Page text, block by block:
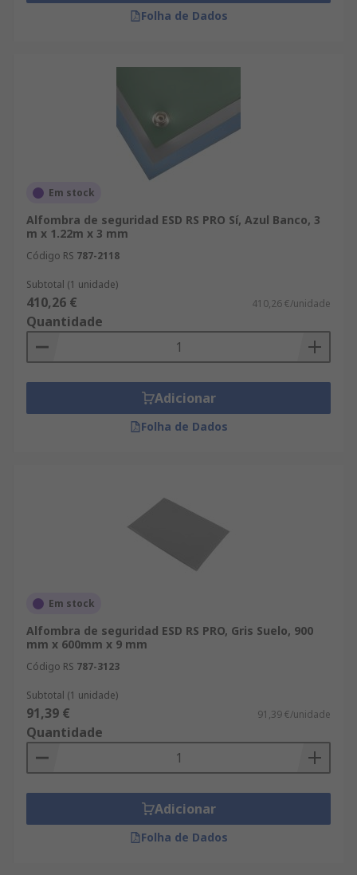
Folha de Dados
Em stock
Alfombra de seguridad ESD RS PRO Sí, Azul Banco, 3
m x 1.22m x 3 mm
Código RS 787-2118
Subtotal (1 unidade)
410,26 € 410,26 €/unidade
Quantidade
Adicionar
Folha de Dados
Em stock
Alfombra de seguridad ESD RS PRO, Gris Suelo, 900
mm x 600mm x 9 mm
Código RS 787-3123
Subtotal (1 unidade)
91,39 € 91,39 €/unidade
Quantidade
Adicionar
Folha de Dados